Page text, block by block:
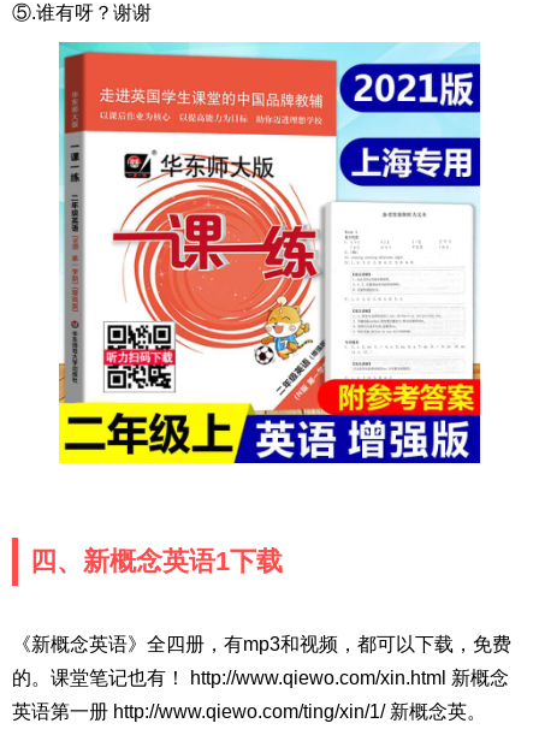
⑤.谁有呀？谢谢
四、新概念英语1下载
《新概念英语》全四册，有mp3和视频，都可以下载，免费
的。课堂笔记也有！ http://www.qiewo.com/xin.html 新概念
英语第一册 http://www.qiewo.com/ting/xin/1/ 新概念英。